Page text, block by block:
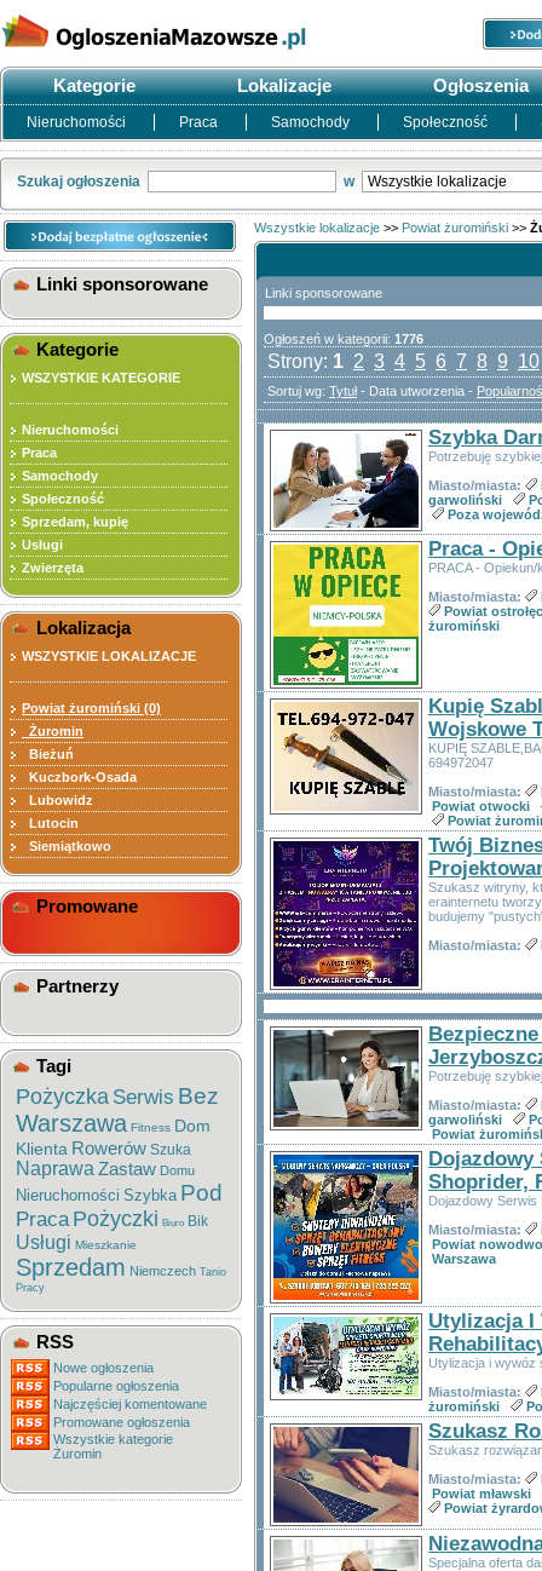
Kategorie Lokalizacje Ogłoszenia
Nieruchomości Praca Samochody Społeczność
Szukaj ogłoszenia w
Linki sponsorowane
Kategorie
WSZYSTKIE KATEGORIE
Nieruchomości
Praca
Samochody
Społeczność
Sprzedam, kupię
Usługi
Zwierzęta
Lokalizacja
WSZYSTKIE LOKALIZACJE
Powiat żuromiński (0)
Żuromin
Bieżuń
Kuczbork-Osada
Lubowidz
Lutocin
Siemiątkowo
Promowane
Partnerzy
Tagi
Pożyczka Serwis Bez
Warszawa Fitness Dom
Klienta Rowerów Szuka
Naprawa Zastaw Domu
Nieruchomości Szybka Pod
Praca Pożyczki Biuro Bik
Usługi Mieszkanie
Sprzedam Niemczech Tanio
Pracy
RSS
Nowe ogłoszenia
Popularne ogłoszenia
Najczęściej komentowane
Promowane ogłoszenia
Wszystkie kategorie
Żuromin
Wszystkie lokalizacje >> Powiat żuromiński >>
Linki sponsorowane
Ogłoszeń w kategorii: 1776
Strony: 1 2 3 4 5 6 7 8 9 10
Sortuj wg: Tytuł- Data utworzenia -
Szybka
Potrzebuję
Miasto/miasta:
garwoliński
Poza
Praca -
PRACA -
Miasto/miasta:
Powiat
żuromiński
Kupię
Wojskowe
KUPIĘ
694972047
Miasto/miasta:
Powiat otwocki
Powiat
Twój
Szukasz witryny,
erainternetu
budujemy
Miasto/miasta:
Potrzebuję
Miasto/miasta:
garwoliński
Powiat
Dojazdowy
Shoprider,
Dojazdowy Serwis
Miasto/miasta:
Powiat
Warszawa
Utylizacja I
Utylizacja i wywóz
Miasto/miasta:
żuromiński
Szukasz
Szukasz
Miasto/miasta:
Powiat mławski
Powiat
Specjalna oferta